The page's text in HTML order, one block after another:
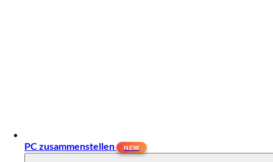
PC zusammenstellen NEW